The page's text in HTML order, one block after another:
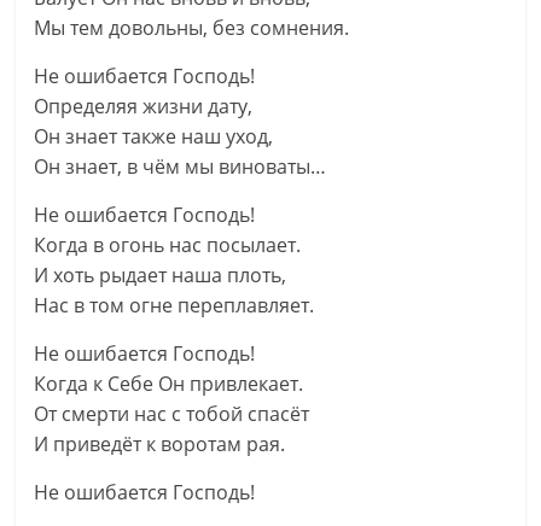
Мы тем довольны, без сомнения.
Не ошибается Господь!
Определяя жизни дату,
Он знает также наш уход,
Он знает, в чём мы виноваты…
Не ошибается Господь!
Когда в огонь нас посылает.
И хоть рыдает наша плоть,
Нас в том огне переплавляет.
Не ошибается Господь!
Когда к Себе Он привлекает.
От смерти нас с тобой спасёт
И приведёт к воротам рая.
Не ошибается Господь!